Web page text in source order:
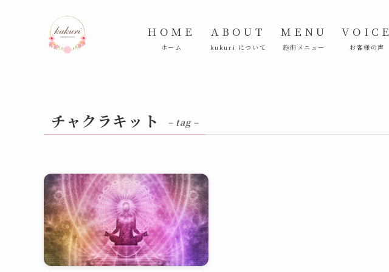
HOME
ホーム
ABOUT
kukuri について
MENU
施術メニュー
VOICE
お客様の声
チャクラキット – tag –